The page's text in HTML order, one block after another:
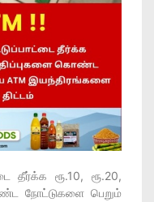
தீர்க்க ரூ.10, ரூ.20,
நோட்டுகளை பெறும்